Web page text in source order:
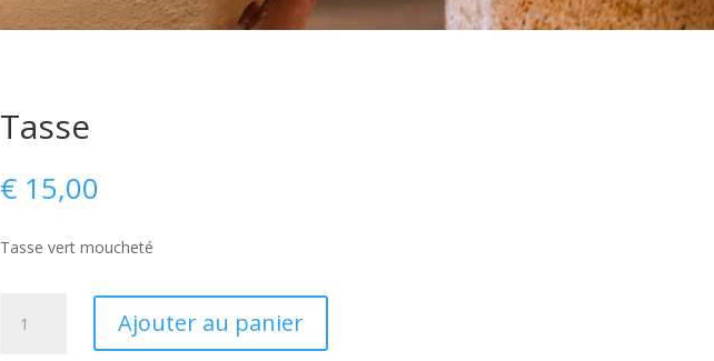
Tasse
€15,00
Tasse vert moucheté
Ajouter au panier